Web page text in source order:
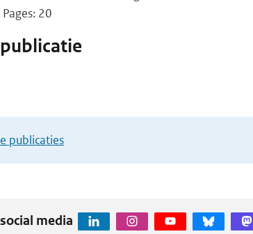
20
publicaties
media